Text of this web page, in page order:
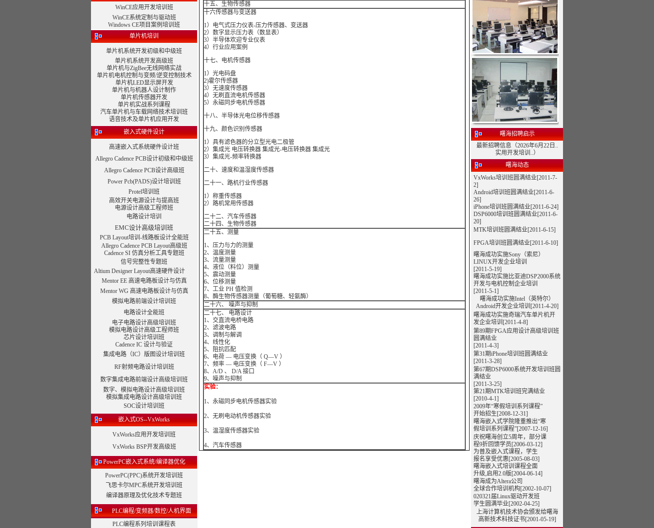
WinCE应用开发培训班
WinCE系统定制与驱动班
Windows CE项目案例培训班
单片机培训
单片机系统开发初级和中级班
单片机系统开发高级班
单片机与ZigBee无线网络实战
单片机电机控制与变频/逆变控制技术
单片机LED显示屏开发
单片机与机器人设计制作
单片机传感器开发
单片机实战系列课程
汽车单片机与车载网络技术培训班
语音技术及单片机应用开发
嵌入式硬件设计
高速嵌入式系统硬件设计班
Allegro Cadence PCB设计初级和中级班
Allegro Cadence PCB设计高级班
Power Pcb(PADS)设计培训班
Protel培训班
高效开关电源设计与提高班
电源设计高级工程师班
电路设计培训
EMC设计高级培训班
PCB Layout培训-线路板设计全能班
Allegro Cadence PCB Layout高级班
Cadence SI 仿真分析工具专题班
信号完整性专题班
Altium Designer Layout高速硬件设计
Mentor EE 高速电路板设计与仿真
Mentor WG 高速电路板设计与仿真
模拟电路前端设计培训班
电路设计全能班
电子电路设计高级培训班
模拟电路设计高级工程师班
芯片设计培训班
Cadence IC 设计与验证
集成电路（IC）版图设计培训班
RF射频电路设计培训班
数字集成电路前端设计高级培训班
数字、模拟电路设计高级培训班
模拟集成电路设计高级培训班
SOC设计培训班
嵌入式OS--VxWorks
VxWorks应用开发培训班
VxWorks BSP开发高级班
PowerPC嵌入式系统/编译器优化
PowerPC(PPC)系统开发培训班
飞思卡尔MPC系统开发培训班
编译器原理及优化技术专题班
PLC编程/变频器/数控/人机界面
PLC编程系列培训课程表
曙海招聘启示
最新招聘信息（2026年6月22日..
实用开发培训..）
曙海动态
VxWorks培训班圆满结业[2011-7-
2]
Android培训班圆满结业[2011-6-
26]
iPhone培训班圆满结业[2011-6-24]
DSP6000培训班圆满结业[2011-6-
20]
MTK培训班圆满结业[2011-6-15]
FPGA培训班圆满结业[2011-6-10]
曙海成功实施Sony（索尼）
LINUX开发企业培训
[2011-5-19]
曙海成功实施比亚迪DSP2000系统
开发与电机控制企业培训
[2011-5-1]
曙海成功实施Intel（英特尔）
Android开发企业培训[2011-4-20]
曙海成功实施奇瑞汽车单片机开
发企业培训[2011-4-8]
第89期FPGA应用设计高级培训班
圆满结业
[2011-4-3]
第31期iPhone培训班圆满结业
[2011-3-28]
第67期DSP6000系统开发培训班圆
满结业
[2011-3-25]
第21期MTK培训班完满结业
[2010-4-1]
2009年“寒假培训系列课程”
开始招生[2008-12-31]
曙海嵌入式学院隆重推出“寒
假培训系列课程”[2007-12-16]
庆祝曙海创立5周年，部分课
程9折回馈学员[2006-03-12]
为普及嵌入式课程，学生
报名享受优惠[2005-08-03]
曙海嵌入式培训课程全面
升级,启用2.0版[2004-06-14]
曙海成为Altera公司
全球合作培训机构[2002-10-07]
020321届Linux驱动开发班
学生圆满毕业[2002-04-25]
上海计算机技术协会颁发给曙海
高新技术科技证书[2001-05-19]
十五、生物传感器
十六传感器与变送器
1）电气式压力仪表-压力传感器、变送器
2）数字显示压力表（数显表）
3）半导体欢迎专业仪表
4）行业应用案例
十七、电机传感器
1）光电码盘
2)霍尔传感器
3）无速度传感器
4）无刷直流电机传感器
5）永磁同步电机传感器
十八、半导体光电位移传感器
十九、颜色识别传感器
1）具有滤色器的分立型光电二极管
2）集成光 电压转换器 集成光-电压转换器 集成光
3）集成光-频率转换器
二十、速度和温湿度传感器
二十一、路机行业传感器
1）称重传感器
2）路机常用传感器
二十二、汽车传感器
二十四、生物传感器
二十五、测量
1、压力与力的测量
2、温度测量
3、流量测量
4、液位（料位）测量
5、震动测量
6、位移测量
7、工业 PH 值检测
8、酶生物传感器测量（葡萄糖、轻氨酶）
二十六、 噪声与抑制
二十七、 电路设计
1、交直流电桥电路
2、滤波电路
3、调制与解调
4、线性化
5、阻抗匹配
6、电荷 — 电压变换（ Q—V ）
7、频率 — 电压变换（ F—V ）
8、A/D 、 D/A 接口
9、噪声与抑制
实验：
1、永磁同步电机传感器实验
2、无刷电动机传感器实验
3、温湿度传感器实验
4、汽车传感器